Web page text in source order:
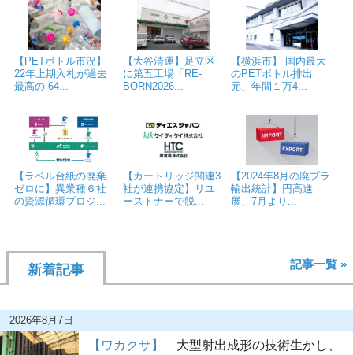
【PETボトル市況】
22年上期入札が過去
最高の-64...
【大谷清運】足立区
に第五工場「RE-
BORN2026...
【横浜市】 国内最大
のPETボトル排出
元、年間１万4...
【ラベル台紙の廃棄
ゼロに】異業種６社
の資源循環プロジ...
【カートリッジ関連3
社が連携協定】リユ
ーストナーで脱...
【2024年8月の廃プラ
輸出統計】円高進
展、7月より...
新着記事 記事一覧 »
2026年8月7日
【ワカクサ】
大型射出成形の技術生かし、